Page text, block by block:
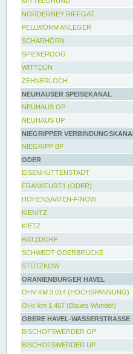
NORDERNEY RIFFGAT
PELLWORM ANLEGER
SCHARHÖRN
SPIEKEROOG
WITTDÜN
ZEHNERLOCH
NEUHAUSER SPEISEKANAL
NEUHAUS OP
NEUHAUS UP
NIEGRIPPER
NIEGRIPP BP
ODER
EISENHÜTTENSTADT
FRANKFURT1 (ODER)
HOHENSAATEN-FINOW
KIENITZ
KIETZ
RATZDORF
SCHWEDT-ODERBRÜCKE
STÜTZKOW
ORANIENBURGER HAVEL
OHV KM 3.014 (HOCHSPANNUNG)
OHv km 1.467 (Blaues Wunder)
OBERE HAVEL-WASSERSTRASSE
BISCHOFSWERDER OP
BISCHOFSWERDER UP